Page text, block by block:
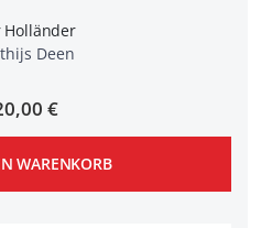
Holländer
Deen
€
WARENKORB